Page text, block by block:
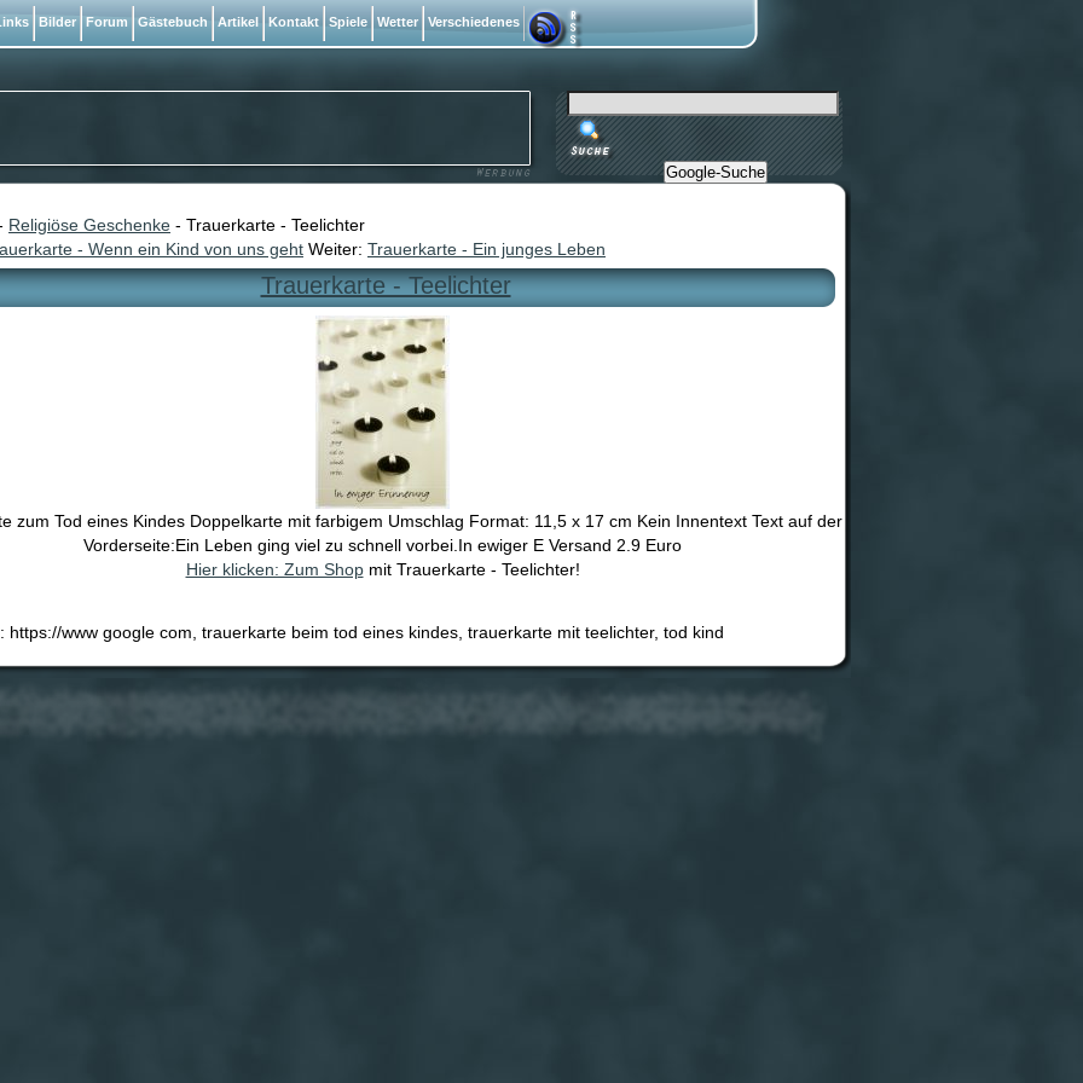
Religiöse Geschenke - Trauerkarte - Teelichter
- Wenn ein Kind von uns geht Weiter: Trauerkarte - Ein junges Leben
Trauerkarte - Teelichter
zum Tod eines Kindes Doppelkarte mit farbigem Umschlag Format: 11,5 x 17 cm Kein Innentext Text auf der
Vorderseite:Ein Leben ging viel zu schnell vorbei.In ewiger E Versand 2.9 Euro
Hier klicken: Zum Shopmit Trauerkarte - Teelichter!
https://www google com, trauerkarte beim tod eines kindes, trauerkarte mit teelichter, tod kind
Bilder Forum Gästebuch Artikel Kontakt Spiele Wetter Verschiedenes
Google-Suche